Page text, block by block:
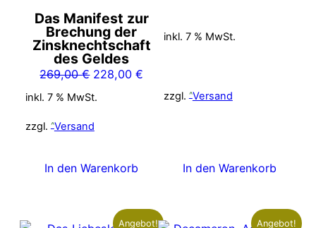
Das Manifest zur
Brechung der
Zinsknechtschaft
des Geldes
269,00€ Ursprünglicher
Preis
269,00 €
228,00€
Preis
inkl. 7 % MwSt.
zzgl. Versand
In den Warenkorb
17,00 €
inkl. 7 % MwSt.
zzgl. Versand
In den Warenkorb
Angebot! Angebot!